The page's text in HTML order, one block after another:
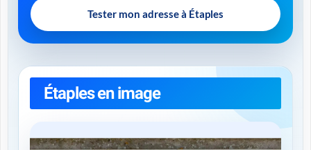
Tester mon adresse à Étaples
Étaples en image